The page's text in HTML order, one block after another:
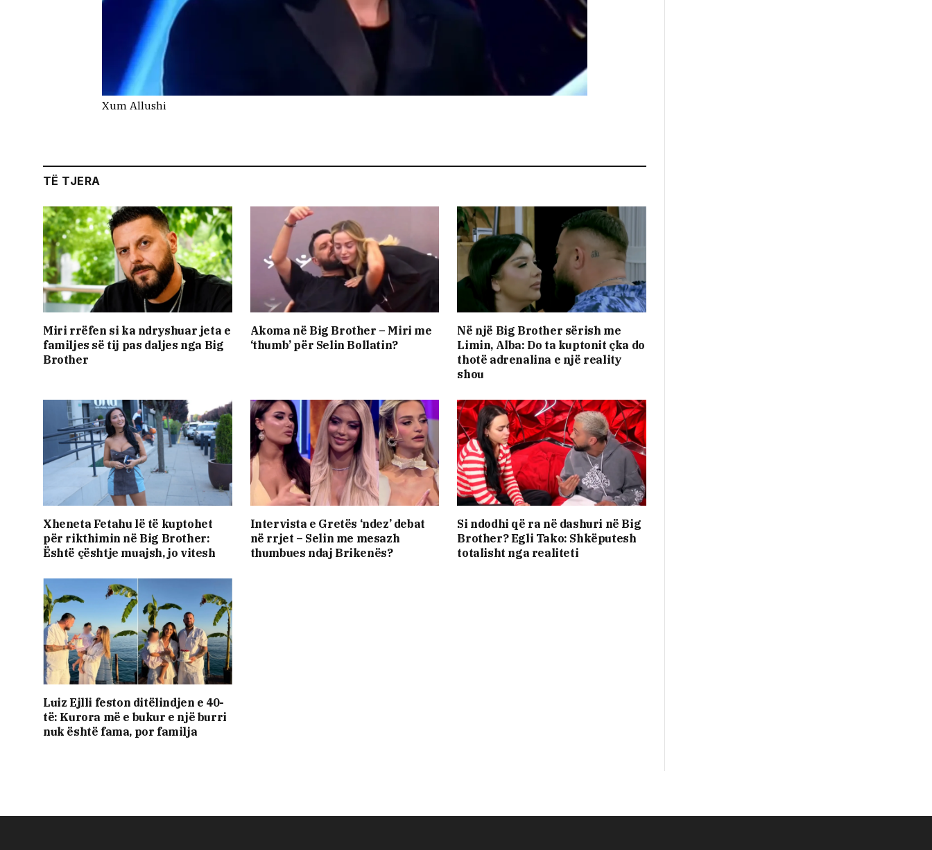
Xum Allushi
TË TJERA
Miri rrëfen si ka ndryshuar jeta e
familjes së tij pas daljes nga Big
Brother
Akoma në Big Brother – Miri me
‘thumb’ për Selin Bollatin?
Në një Big Brother sërish me
Limin, Alba: Do ta kuptonit çka do
thotë adrenalina e një reality
shou
Xheneta Fetahu lë të kuptohet
për rikthimin në Big Brother:
Është çështje muajsh, jo vitesh
Intervista e Gretës ‘ndez’ debat
në rrjet – Selin me mesazh
thumbues ndaj Brikenës?
Si ndodhi që ra në dashuri në Big
Brother? Egli Tako: Shkëputesh
totalisht nga realiteti
Luiz Ejlli feston ditëlindjen e 40-
të: Kurora më e bukur e një burri
nuk është fama, por familja